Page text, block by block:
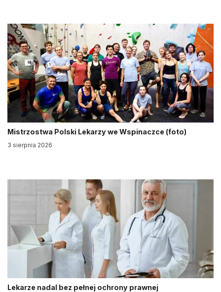
Mistrzostwa Polski Lekarzy we Wspinaczce (foto)
3 sierpnia 2026
Lekarze nadal bez pełnej ochrony prawnej